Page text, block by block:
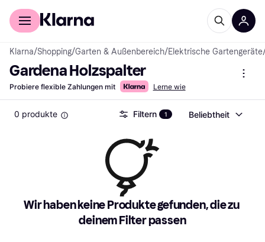
Für Shopper
Klarna/Shopping/Garten & Außenbereich/Elektrische Gartengeräte
Gardena Holzspalter
Probiere flexible Zahlungen mit Lerne wie
0 produkte Filtern 1 Beliebtheit
Wir haben keine Produkte gefunden, die zu
deinem Filter passen